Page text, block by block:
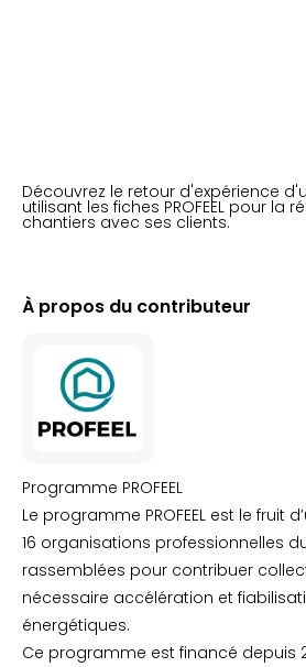
Découvrez le retour d'expérience
utilisant les fiches PROFEEL pour la
chantiers avec ses clients.
À propos du contributeur
Programme PROFEEL
Le programme PROFEEL est le fruit
16 organisations professionnelles
rassemblées pour contribuer
nécessaire accélération et
énergétiques.
Ce programme est financé depuis